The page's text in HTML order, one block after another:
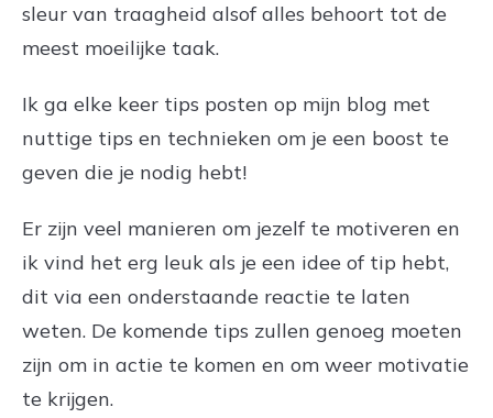
sleur van traagheid alsof alles behoort tot de
meest moeilijke taak.
Ik ga elke keer tips posten op mijn blog met
nuttige tips en technieken om je een boost te
geven die je nodig hebt!
Er zijn veel manieren om jezelf te motiveren en
ik vind het erg leuk als je een idee of tip hebt,
dit via een onderstaande reactie te laten
weten. De komende tips zullen genoeg moeten
zijn om in actie te komen en om weer motivatie
te krijgen.